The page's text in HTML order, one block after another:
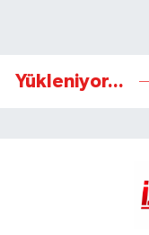
Yükleniyor...